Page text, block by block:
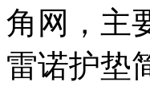
角网，主
雷诺护垫